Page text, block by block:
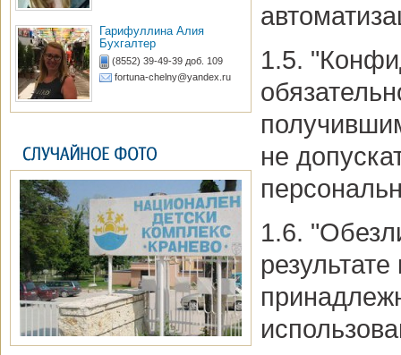
Гарифуллина Алия
Бухгалтер
(8552) 39-49-39 доб. 109
fortuna-chelny@yandex.ru
1.5.
не
1.6.